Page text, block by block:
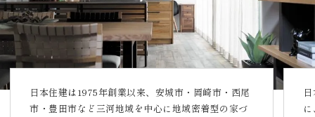
日本住建は1975年創業以来、安城市・岡崎市・西尾
市・豊田市など三河地域を中心に地域密着型の家づ